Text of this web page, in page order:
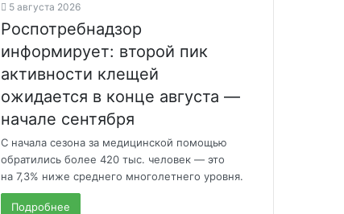
5 августа 2026
Роспотребнадзор
информирует: второй пик
активности клещей
ожидается в конце августа —
начале сентября
С начала сезона за медицинской помощью
обратились более 420 тыс. человек — это
на 7,3% ниже среднего многолетнего уровня.
Подробнее